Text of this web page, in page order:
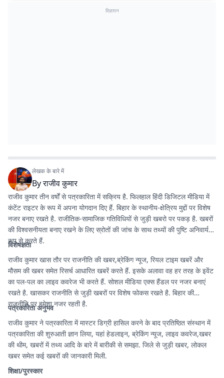
विज्ञापन
लेखक के बारे में
Byराजीव कुमार
राजीव कुमार तीन वर्षों से पत्रकारिता में सक्रिय है. फिलहाल हिंदी डिजिटल मीडिया में
कंटेंट राइटर के रूप में अपना योगदान दिए हैं. बिहार के स्थानीय-क्षेत्रिय मुद्दों पर विशेष
नजर बनाए रखते है. राजीतिक-सामाजिक गतिविधियों से जुड़ी खबरो पर पकड़ है. खबरों
की विश्वसनीयता बनाए रखने के लिए स्रोतों की जांच के साथ तथ्यों की पुष्टि अनिवार्य
रूप से करते हैं.
विशेषज्ञता
राजीव कुमार खास तौर पर राजनीति की खबर,ब्रेकिंग न्यूज, रियल टाइम खबरें और
मौसम की खबर समेत रिसर्च आधारित खबरें करते हैं. इसके अलावा वह हर तरह के इवेंट
का पल-पल का लाइव कवरेज भी करते हैं. सोशल मीडिया एक्स हैंडल पर नजर बनाएं
रखते है. खासकर राजनीति से जुड़ी खबरों पर विशेष फोकस रखते है. बिहार की
राजनीति पर हमेशा नजर रहती है.
पत्रकारिता अनुभव
राजीव कुमार ने पत्रकारिता में मास्टर डिग्री हासिल करने के बाद प्रतिष्ठित संस्थान में
पत्रकारिता की शुरुआती ज्ञान लिया, यहां हेडलाइन, ब्रेकिंग न्यूज, लाइव कवरेज,खबर
की थीम, खबरों में तथ्य आदि के बारे में बारीकी से समझा. जिले से जुड़ी खबर, लोकल
खबर समेत कई खबरों की जानकारी मिली.
शिक्षा/पुरस्कार